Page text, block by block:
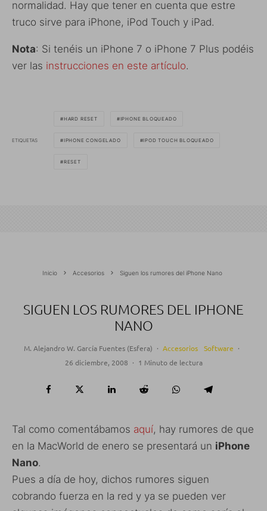
normalidad. Hay que tener en cuenta que estre
truco sirve para iPhone, iPod Touch y iPad.
Nota: Si tenéis un iPhone 7 o iPhone 7 Plus podéis
ver las instrucciones en este artículo.
ETIQUETAS
HARD RESET IPHONE BLOQUEADO
IPHONE CONGELADO IPOD TOUCH BLOQUEADO
RESET
Inicio Accesorios Siguen los rumores del iPhone Nano
SIGUEN LOS RUMORES DEL IPHONE
NANO
M. Alejandro W. García Fuentes (Esfera) · Accesorios Software ·
26 diciembre, 2008 · 1 Minuto de lectura
Tal como comentábamos aquí, hay rumores de que
en la MacWorld de enero se presentará un iPhone
Nano.
Pues a día de hoy, dichos rumores siguen
cobrando fuerza en la red y ya se pueden ver